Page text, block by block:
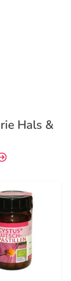
Hals &